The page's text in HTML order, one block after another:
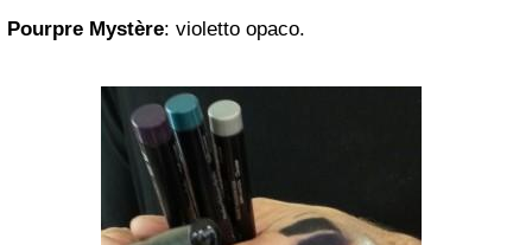
Pourpre Mystère: violetto opaco.